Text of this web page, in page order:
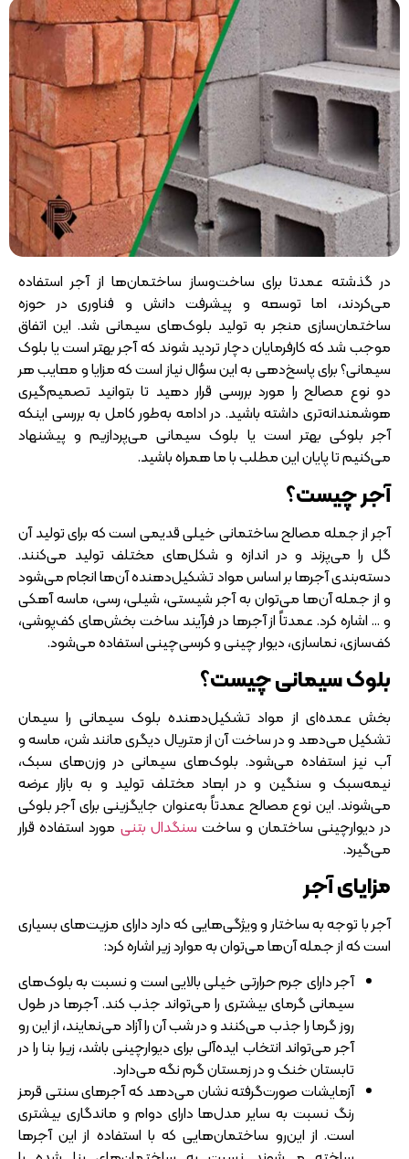
در گذشته عمدتا برای ساخت‌وساز ساختمان‌ها از آجر استفاده
می‌کردند، اما توسعه و پیشرفت دانش و فناوری در حوزه
ساختمان‌سازی منجر به تولید بلوک‌های سیمانی شد. این اتفاق
موجب شد که کارفرمایان دچار تردید شوند که آجر بهتر است یا بلوک
سیمانی؟ برای پاسخ‌دهی به این سؤال نیاز است که مزایا و معایب هر
دو نوع مصالح را مورد بررسی قرار دهید تا بتوانید تصمیم‌گیری
هوشمندانه‌تری داشته باشید. در ادامه به‌طور کامل به بررسی اینکه
آجر بلوکی بهتر است یا بلوک سیمانی می‌پردازیم و پیشنهاد
می‌کنیم تا پایان این مطلب با ما همراه باشید.
آجر چیست؟
آجر از جمله مصالح ساختمانی خیلی قدیمی است که برای تولید آن
گل را می‌پزند و در اندازه و شکل‌های مختلف تولید می‌کنند.
دسته‌بندی آجرها بر اساس مواد تشکیل‌دهنده آن‌ها انجام می‌شود
و از جمله آن‌ها می‌توان به آجر شیستی، شیلی، رسی، ماسه آهکی
و … اشاره کرد. عمدتاً از آجرها در فرآیند ساخت بخش‌های کف‌پوشی،
کف‌سازی، نماسازی، دیوار چینی و کرسی‌چینی استفاده می‌شود.
بلوک سیمانی چیست؟
بخش عمده‌ای از مواد تشکیل‌دهنده بلوک سیمانی را سیمان
تشکیل می‌دهد و در ساخت آن از متریال دیگری مانند شن، ماسه و
آب نیز استفاده می‌شود. بلوک‌های سیمانی در وزن‌های سبک،
نیمه‌سبک و سنگین و در ابعاد مختلف تولید و به بازار عرضه
می‌شوند. این نوع مصالح عمدتاً به‌عنوان جایگزینی برای آجر بلوکی
در دیوارچینی ساختمان و ساخت سنگدال بتنی مورد استفاده قرار
می‌گیرد.
مزایای آجر
آجر با توجه به ساختار و ویژگی‌هایی که دارد دارای مزیت‌های بسیاری
است که از جمله آن‌ها می‌توان به موارد زیر اشاره کرد:
آجر دارای جرم حرارتی خیلی بالایی است و نسبت به بلوک‌های
سیمانی گرمای بیشتری را می‌تواند جذب کند. آجرها در طول
روز گرما را جذب می‌کنند و در شب آن را آزاد می‌نمایند، از این رو
آجر می‌تواند انتخاب ایده‌آلی برای دیوارچینی باشد، زیرا بنا را در
تابستان خنک و در زمستان گرم نگه می‌دارد.
آزمایشات صورت‌گرفته نشان می‌دهد که آجرهای سنتی قرمز
رنگ نسبت به سایر مدل‌ها دارای دوام و ماندگاری بیشتری
است. از این‌رو ساختمان‌هایی که با استفاده از این آجرها